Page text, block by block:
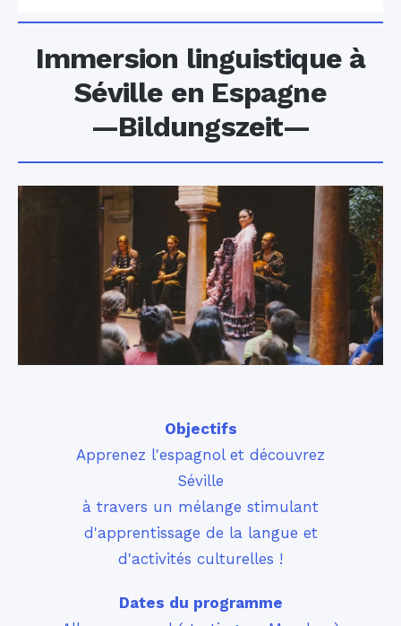
Immersion linguistique à
Séville en Espagne
—Bildungszeit—
Objectifs
Apprenez l'espagnol et découvrez
Séville
à travers un mélange stimulant
d'apprentissage de la langue et
d'activités culturelles !
Dates du programme